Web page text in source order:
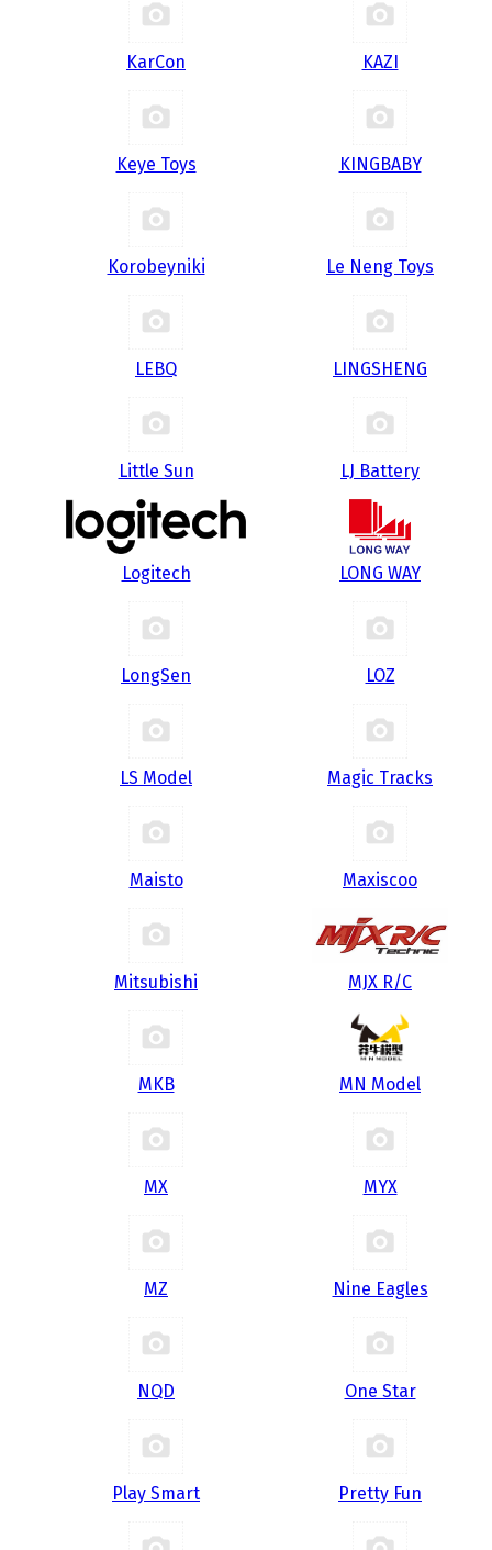
KarCon KAZI
Keye Toys KINGBABY
Korobeyniki Le Neng Toys
LEBQ LINGSHENG
Little Sun LJ Battery
Logitech LONG WAY
LongSen LOZ
LS Model Magic Tracks
Maisto Maxiscoo
Mitsubishi MJX R/C
MKB MN Model
MX MYX
MZ Nine Eagles
NQD One Star
Play Smart Pretty Fun